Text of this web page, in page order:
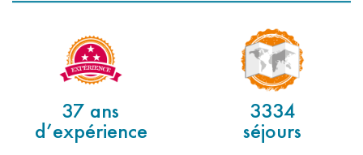
37 ans
d’expérience
3334
séjours